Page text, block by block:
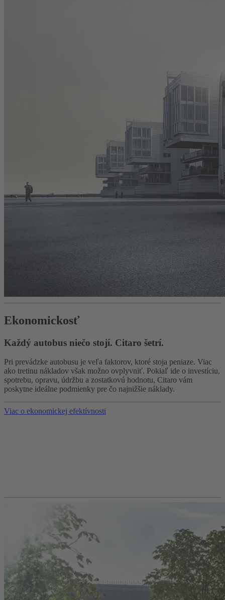
Ekonomickosť
Každý autobus niečo stojí. Citaro šetrí.
Pri prevádzke autobusu je veľa faktorov, ktoré stoja peniaze. Viac
ako tretinu nákladov však možno ovplyvniť. Pokiaľ ide o investíciu,
spotrebu, opravu, údržbu a zostatkovú hodnotu, Citaro vám
poskytne ideálne podmienky pre čo najnižšie náklady.
Viac o ekonomickej efektívnosti